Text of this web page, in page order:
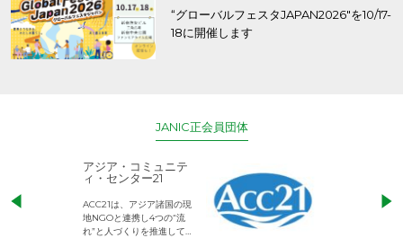
“グローバルフェスタJAPAN2026″を10/17-
18に開催します
JANIC正会員団体
アジア・コミュニテ
ィ・センター21
ACC21は、アジア諸国の現
地NGOと連携し4つの“流
れ”と人づくりを推進してい
児童労働のない
権利が守られた